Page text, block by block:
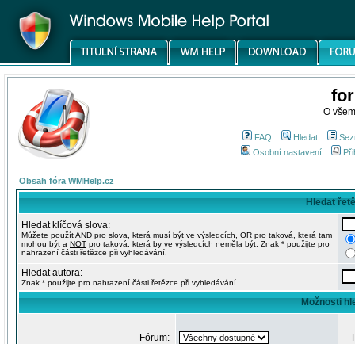
O
FAQ Hledat
Osobní nastavení
Obsah fóra WMHelp.cz
Hledat
Hledat klíčová slova:
Můžete použítAND pro slova, která musí být ve výsledcích, OR pro taková, která tam
mohou být a NOT pro taková, která by ve výsledcích neměla být. Znak * použijte pro
nahrazení části řetězce při vyhledávání.
Hledat autora:
Znak * použijte pro nahrazení části řetězce při vyhledávání
Možnosti
Fórum: